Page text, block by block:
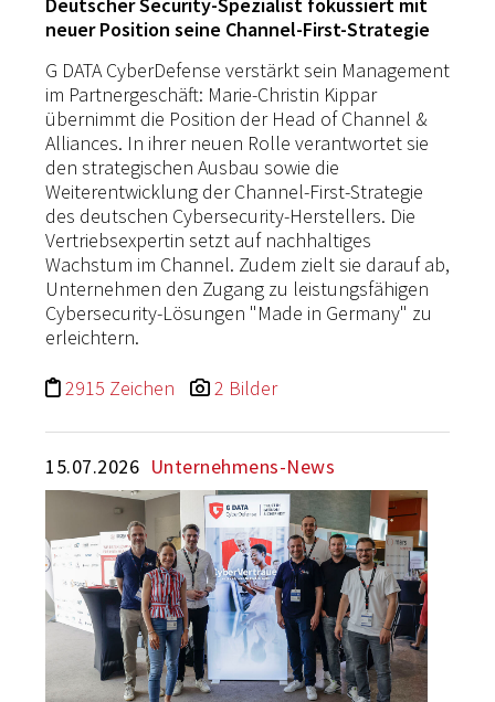
neuer Position seine Channel-First-Strategie
G DATA CyberDefense verstärkt sein Management
im Partnergeschäft: Marie-Christin Kippar
übernimmt die Position der Head of Channel &
Alliances. In ihrer neuen Rolle verantwortet sie
den strategischen Ausbau sowie die
Weiterentwicklung der Channel-First-Strategie
des deutschen Cybersecurity-Herstellers. Die
Vertriebsexpertin setzt auf nachhaltiges
Wachstum im Channel. Zudem zielt sie darauf ab,
Unternehmen den Zugang zu leistungsfähigen
Cybersecurity-Lösungen "Made in Germany" zu
erleichtern.
2915 Zeichen
2 Bilder
15.07.2026 Unternehmens-News